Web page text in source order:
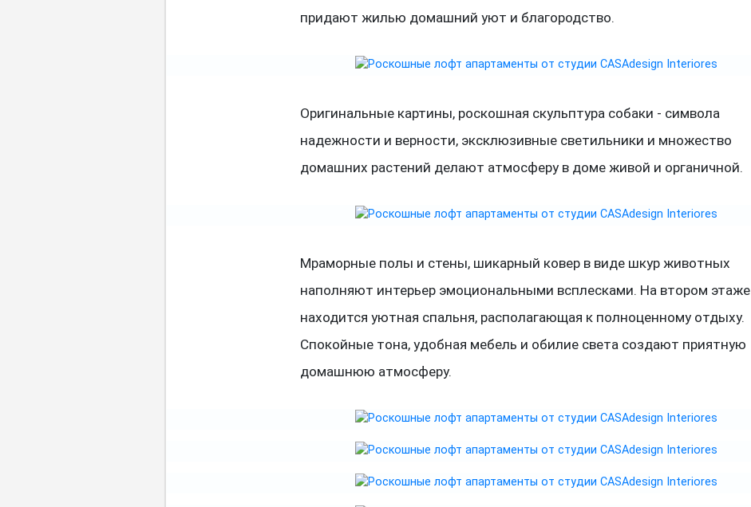
придают жилью домашний уют и благородство.
Оригинальные картины, роскошная скульптура собаки - символа
надежности и верности, эксклюзивные светильники и множество
домашних растений делают атмосферу в доме живой и органичной.
Мраморные полы и стены, шикарный ковер в виде шкур животных
наполняют интерьер эмоциональными всплесками. На втором этаже
находится уютная спальня, располагающая к полноценному отдыху.
Спокойные тона, удобная мебель и обилие света создают приятную
домашнюю атмосферу.